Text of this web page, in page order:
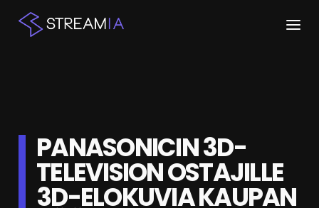
STREAMIT
KESKUSTELU
PANASONICIN 3D-
TELEVISION OSTAJILLE
3D-ELOKUVIA KAUPAN